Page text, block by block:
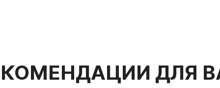
ДЛЯ